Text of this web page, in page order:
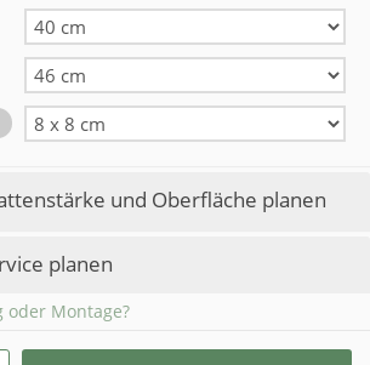
und Oberfläche planen
planen
oder Montage?